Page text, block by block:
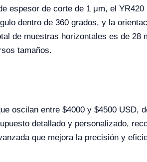
espesor de corte de 1 μm, el YR420
dentro de 360 grados, y la
de muestras horizontales es de 28
tamaños.
oscilan entre $4000 y $4500 USD,
detallado y personalizado,
que mejora la precisión y